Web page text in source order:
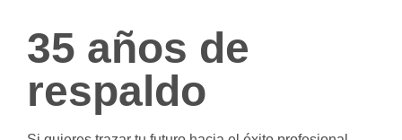
35 años de
respaldo